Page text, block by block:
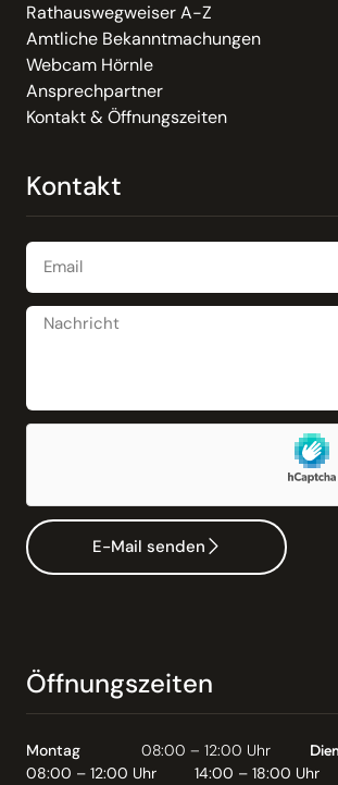
Rathauswegweiser A-Z
Amtliche Bekanntmachungen
Webcam Hörnle
Ansprechpartner
Kontakt & Öffnungszeiten
Kontakt
E-Mail senden
Öffnungszeiten
Montag 08:00 – 12:00 Uhr
08:00 – 12:00 Uhr
14:00 – 18:00 Uhr